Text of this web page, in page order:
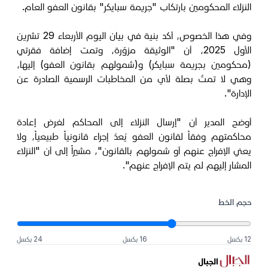
النزلاء المحكومين بارتكاب "جريمة سبايكر" بقانون العفو العام.
وفي هذا الخصوص، أكد بنية في بيان اليوم الأربعاء 29 تشرين
الأول 2025، أن "الوثيقة مزوّرة، وتمت إضافة فقرتي
(محكومين بجريمة سبايكر) و(شمولهم بقانون العفو) إليها،
وهي لا تمتّ بصلة لأي من المخاطبات الرسمية الصادرة عن
الإدارة".
أوضح المدير أن "إرسال النزلاء إلى المحاكم لغرض إعادة
محاكمتهم وفقاً لقانون العفو يُعدّ إجراء قانونياً طبيعياً، ولا
يعني الإفراج عنهم أو شمولهم بالقانون"، مشيراً إلى أن "النزلاء
المشار إليهم لم يتم الإفراج عنهم".
حجم الخط
12 بكسل 16 بكسل 24 بكسل
الجبال